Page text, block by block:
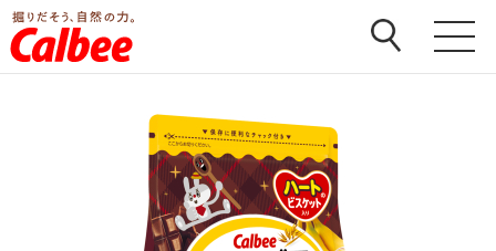
ホーム > 商品 フルグラ チョコバナナ味